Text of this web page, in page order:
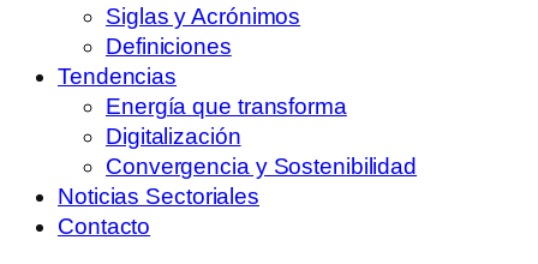
Siglas y Acrónimos
Definiciones
Tendencias
Energía que transforma
Digitalización
Convergencia y Sostenibilidad
Noticias Sectoriales
Contacto